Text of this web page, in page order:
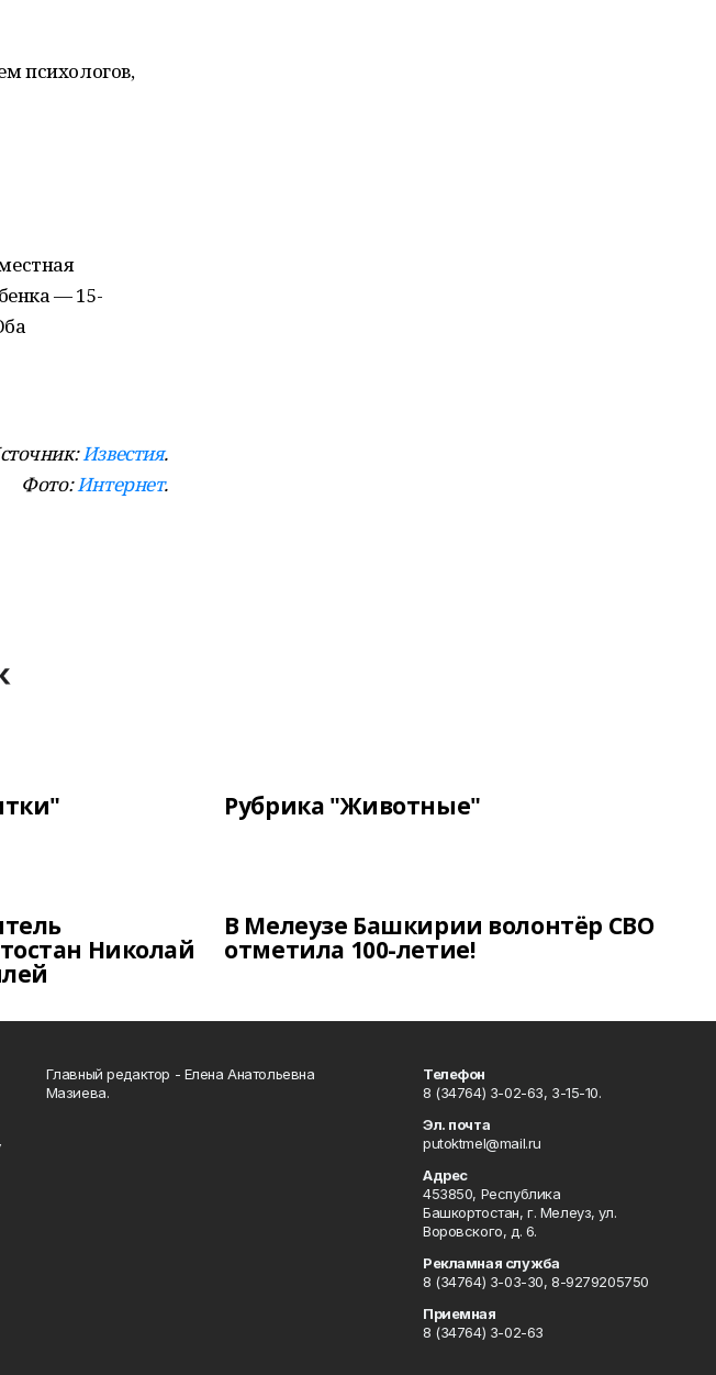
психологов,
— 15-
Известия.
Фото:Интернет.
Рубрика "Животные"
Николай
В Мелеузе Башкирии волонтёр СВО
отметила 100-летие!
Главный редактор - Елена Анатольевна
Мазиева.
Телефон
8 (34764) 3-02-63, 3-15-10.
Эл. почта
putoktmel@mail.ru
Адрес
453850, Республика
Башкортостан, г. Мелеуз, ул.
Воровского, д. 6.
Рекламная служба
8 (34764) 3-03-30, 8-9279205750
Приемная
8 (34764) 3-02-63